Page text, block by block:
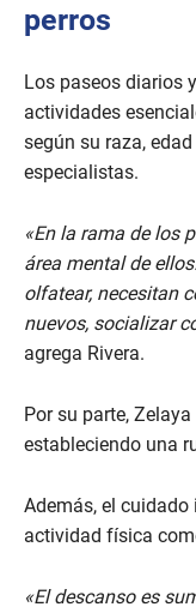
perros
Los paseos diarios
actividades
según su raza,
especialistas.
«En la rama de los
área mental de
olfatear, necesitan
nuevos, socializar
agrega Rivera.
Por su parte,
estableciendo una
Además, el
actividad física
«El descanso es